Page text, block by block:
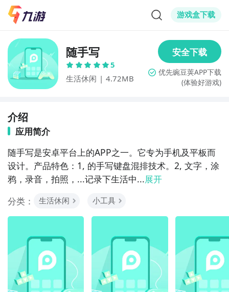
游戏盒下载
随手写
5
生活休闲 | 4.72MB (体验好游戏)
介绍
应用简介
随手写是安卓平台上的APP之一。它专为手机及平板而
设计。产品特色：1, 的手写键盘混排技术。2, 文字，涂
鸦，录音，拍照，...记录下生活中...展开
分类：
生活休闲 小工具